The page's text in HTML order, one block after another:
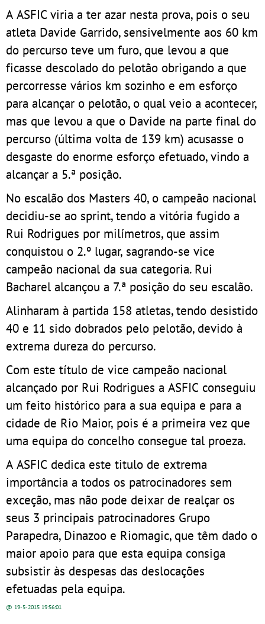
A ASFIC viria a ter azar nesta prova, pois o seu
atleta Davide Garrido, sensivelmente aos 60 km
do percurso teve um furo, que levou a que
ficasse descolado do pelotão obrigando a que
percorresse vários km sozinho e em esforço
para alcançar o pelotão, o qual veio a acontecer,
mas que levou a que o Davide na parte final do
percurso (última volta de 139 km) acusasse o
desgaste do enorme esforço efetuado, vindo a
alcançar a 5.ª posição.
No escalão dos Masters 40, o campeão nacional
decidiu-se ao sprint, tendo a vitória fugido a
Rui Rodrigues por milímetros, que assim
conquistou o 2.º lugar, sagrando-se vice
campeão nacional da sua categoria. Rui
Bacharel alcançou a 7.ª posição do seu escalão.
Alinharam à partida 158 atletas, tendo desistido
40 e 11 sido dobrados pelo pelotão, devido à
extrema dureza do percurso.
Com este título de vice campeão nacional
alcançado por Rui Rodrigues a ASFIC conseguiu
um feito histórico para a sua equipa e para a
cidade de Rio Maior, pois é a primeira vez que
uma equipa do concelho consegue tal proeza.
A ASFIC dedica este titulo de extrema
importância a todos os patrocinadores sem
exceção, mas não pode deixar de realçar os
seus 3 principais patrocinadores Grupo
Parapedra, Dinazoo e Riomagic, que têm dado o
maior apoio para que esta equipa consiga
subsistir às despesas das deslocações
efetuadas pela equipa.
@ 19-5-2015 19:56:01